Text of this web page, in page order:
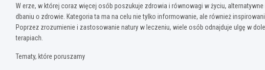
W erze, w której coraz więcej osób poszukuje zdrowia i równowagi w życiu,
dbaniu o zdrowie. Kategoria ta ma na celu nie tylko informowanie, ale również
Poprzez zrozumienie i zastosowanie natury w leczeniu, wiele osób odnajduje ulgę w
terapiach.
Tematy, które poruszamy